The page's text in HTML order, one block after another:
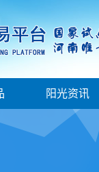
阳光资讯